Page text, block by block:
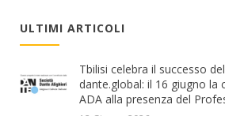
ULTIMI ARTICOLI
Tbilisi celebra il successo
dante.global: il 16 giugno la
ADA alla presenza del